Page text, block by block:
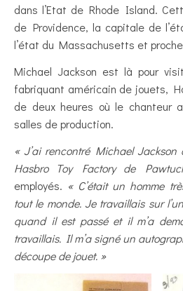
dans l’Etat de Rhode Island.
de Providence, la capitale de
l’état du Massachusetts et
Michael Jackson est là pour
fabriquant américain de jouets,
de deux heures où le chanteur
salles de production.
« J’ai rencontré Michael Jackson
Hasbro Toy Factory de
employés. « C’était un homme
tout le monde. Je travaillais sur
quand il est passé et il m’a
travaillais. Il m’a signé un
découpe de jouet. »